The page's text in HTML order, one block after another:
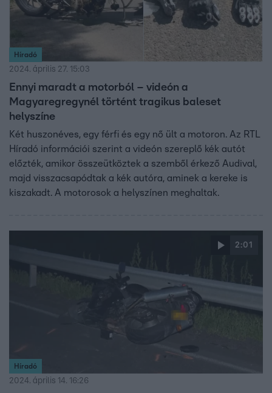
Híradó
2024. április 27. 15:03
Ennyi maradt a motorból – videón a
Magyaregregynél történt tragikus baleset
helyszíne
Két huszonéves, egy férfi és egy nő ült a motoron. Az RTL
Híradó információi szerint a videón szereplő kék autót
előzték, amikor összeütköztek a szemből érkező Audival,
majd visszacsapódtak a kék autóra, aminek a kereke is
kiszakadt. A motorosok a helyszínen meghaltak.
2:01
Híradó
2024. április 14. 16:26